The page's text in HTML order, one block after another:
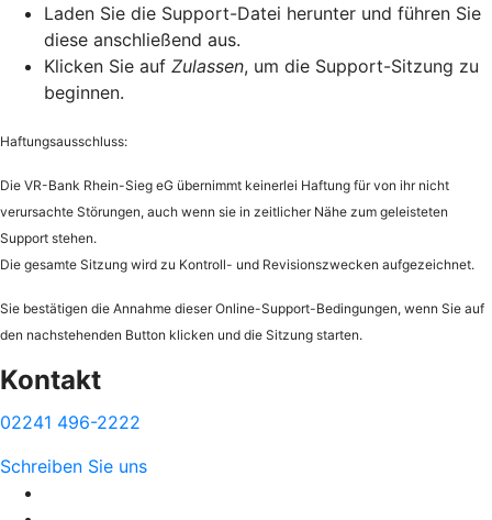
Laden Sie die Support-Datei herunter und führen Sie
diese anschließend aus.
Klicken Sie auf Zulassen, um die Support-Sitzung zu
beginnen.
Haftungsausschluss:
Die VR-Bank Rhein-Sieg eG übernimmt keinerlei Haftung für von ihr nicht
verursachte Störungen, auch wenn sie in zeitlicher Nähe zum geleisteten
Support stehen.
Die gesamte Sitzung wird zu Kontroll- und Revisionszwecken aufgezeichnet.
Sie bestätigen die Annahme dieser Online-Support-Bedingungen, wenn Sie auf
den nachstehenden Button klicken und die Sitzung starten.
Kontakt
02241 496-2222
Schreiben Sie uns